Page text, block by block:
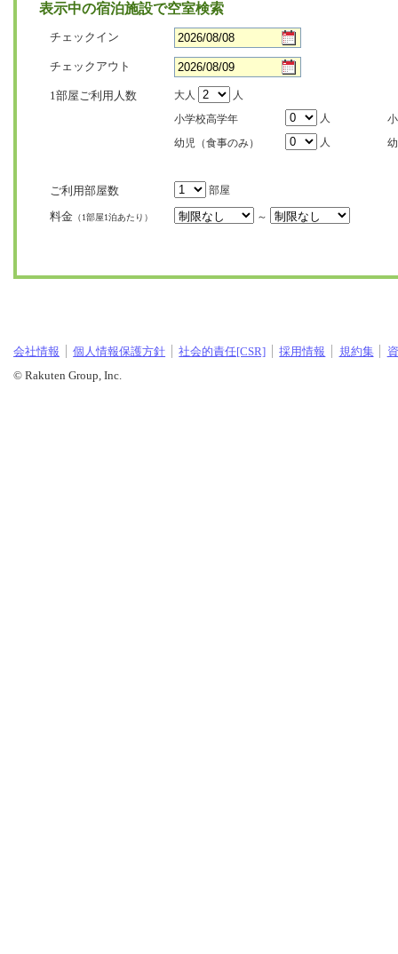
表示中の宿泊施設で空室検索
チェックイン
チェックアウト
1部屋ご利用人数 大人
人
小学校高学年
人
幼児（食事のみ）
人
ご利用部屋数 部屋
料金 （1部屋1泊あたり） ～
会社情報 個人情報保護方針 社会的責任[CSR] 採用情報 規約集
© Rakuten Group, Inc.